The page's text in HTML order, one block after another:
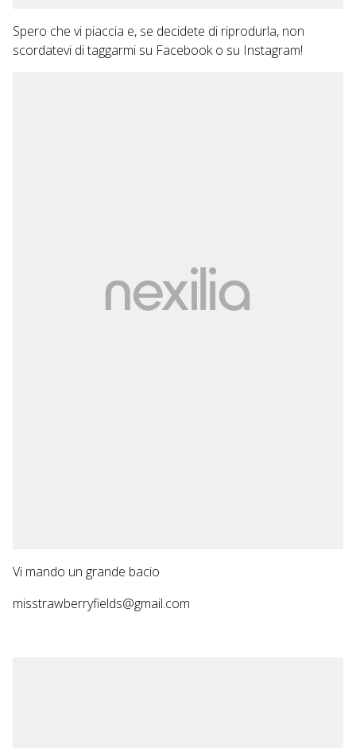
Spero che vi piaccia e, se decidete di riprodurla, non
scordatevi di taggarmi su Facebook o su Instagram!
Vi mando un grande bacio
misstrawberryfields@gmail.com